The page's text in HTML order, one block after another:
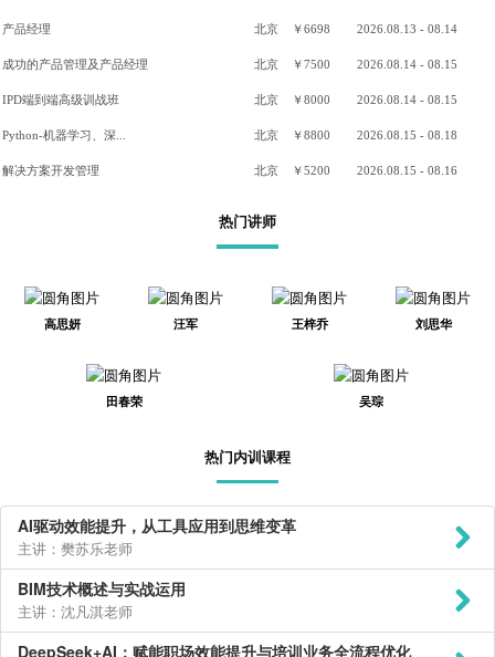
产品经理 北京 ￥6698 2026.08.13 - 08.14
成功的产品管理及产品经理 北京 ￥7500 2026.08.14 - 08.15
IPD端到端高级训战班 北京 ￥8000 2026.08.14 - 08.15
Python-机器学习、深... 北京 ￥8800 2026.08.15 - 08.18
解决方案开发管理 北京 ￥5200 2026.08.15 - 08.16
热门讲师
高思妍 汪军 王梓乔 刘思华
田春荣 吴琮
热门内训课程
AI驱动效能提升，从工具应用到思维变革
主讲：樊苏乐老师
BIM技术概述与实战运用
主讲：沈凡淇老师
DeepSeek+AI：赋能职场效能提升与培训业务全流程优化